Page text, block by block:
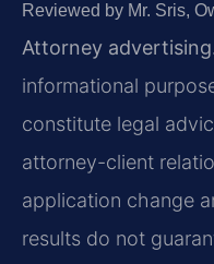
Reviewed by Mr. Sris,
Attorney
informational
constitute legal
attorney-client
application change
results do not